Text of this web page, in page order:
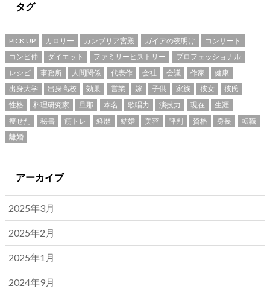
タグ
PICK UP カロリー カンブリア宮殿 ガイアの夜明け
コンサート
コンビ仲
ダイエット ファミリーヒストリー
プロフェッショナル
レシピ
事務所 人間関係 代表作 会社 会議 作家
健康
出身大学
出身高校 効果 営業 嫁 子供 家族 彼女
彼氏
性格
料理研究家 旦那 本名 歌唱力 演技力 現在
生涯
痩せた
秘書 筋トレ 経歴 結婚 美容 評判 資格 身長
転職
離婚
アーカイブ
2025年3月
2025年2月
2025年1月
2024年9月